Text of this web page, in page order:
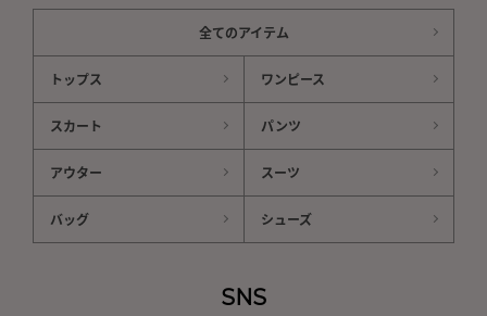
全てのアイテム
トップス ワンピース
スカート パンツ
アウター スーツ
バッグ シューズ
SNS